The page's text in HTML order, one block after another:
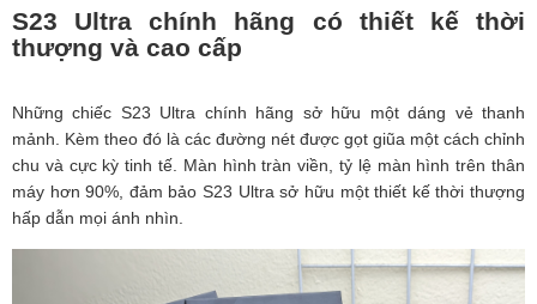
S23 Ultra chính hãng có thiết kế thời
thượng và cao cấp
Những chiếc S23 Ultra chính hãng sở hữu một dáng vẻ thanh
mảnh. Kèm theo đó là các đường nét được gọt giũa một cách chỉnh
chu và cực kỳ tinh tế. Màn hình tràn viền, tỷ lệ màn hình trên thân
máy hơn 90%, đảm bảo S23 Ultra sở hữu một thiết kế thời thượng
hấp dẫn mọi ánh nhìn.